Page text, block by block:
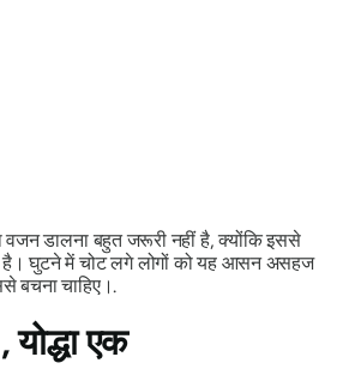
वजन डालना बहुत जरूरी नहीं है, क्योंकि इससे
घुटने में चोट लगे लोगों को यह आसन असहज
बचना चाहिए।.
, योद्धा एक